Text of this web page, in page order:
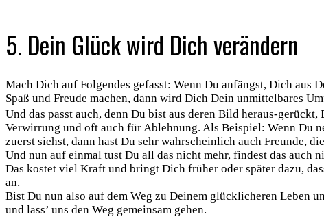
5. Dein Glück wird Dich verändern
Mach Dich auf Folgendes gefasst: Wenn Du anfängst, Dich
Spaß und Freude machen, dann wird Dich Dein unmittelbares
Und das passt auch, denn Du bist aus deren Bild heraus-
Verwirrung und oft auch für Ablehnung. Als Beispiel: Wenn Du
zuerst siehst, dann hast Du sehr wahrscheinlich auch Freunde,
Und nun auf einmal tust Du all das nicht mehr, findest das auch
Das kostet viel Kraft und bringt Dich früher oder später dazu,
an.
Bist Du nun also auf dem Weg zu Deinem glücklicheren Leben
und lass’ uns den Weg gemeinsam gehen.